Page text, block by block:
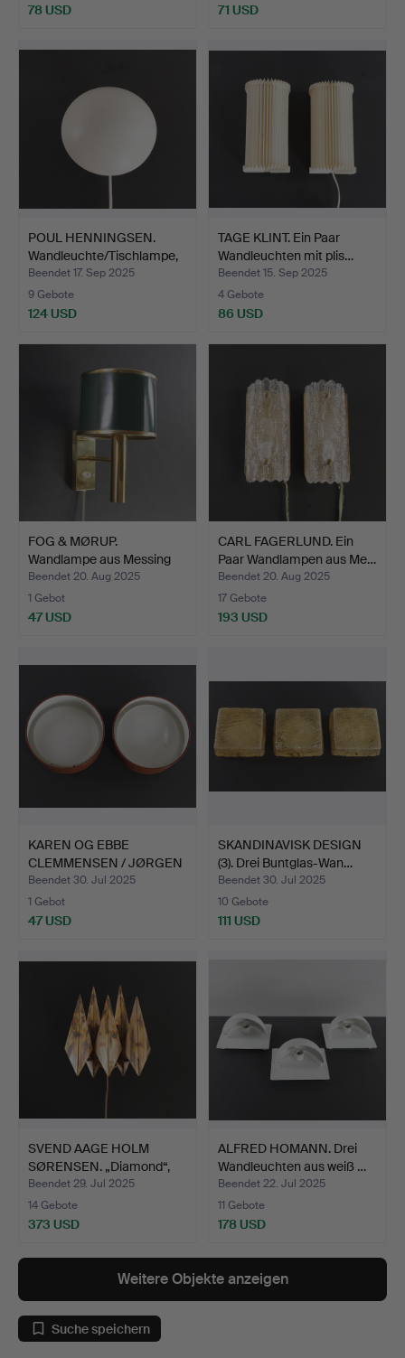
78 USD 71 USD
POUL HENNINGSEN.
Wandleuchte/Tischlampe,
„…
Beendet 17. Sep 2025
9 Gebote
124 USD
TAGE KLINT. Ein Paar
Wandleuchten mit plis…
Beendet 15. Sep 2025
4 Gebote
86 USD
FOG & MØRUP.
Wandlampe aus Messing
mit grü…
Beendet 20. Aug 2025
1 Gebot
47 USD
CARL FAGERLUND. Ein
Paar Wandlampen aus Me…
Beendet 20. Aug 2025
17 Gebote
193 USD
KAREN OG EBBE
CLEMMENSEN / JØRGEN
BO. „Blå…
Beendet 30. Jul 2025
1 Gebot
47 USD
SKANDINAVISK DESIGN
(3). Drei Buntglas-Wan…
Beendet 30. Jul 2025
10 Gebote
111 USD
SVEND AAGE HOLM
SØRENSEN. „Diamond“,
Wandl…
Beendet 29. Jul 2025
14 Gebote
373 USD
ALFRED HOMANN. Drei
Wandleuchten aus weiß …
Beendet 22. Jul 2025
11 Gebote
178 USD
Weitere Objekte anzeigen
Suche speichern